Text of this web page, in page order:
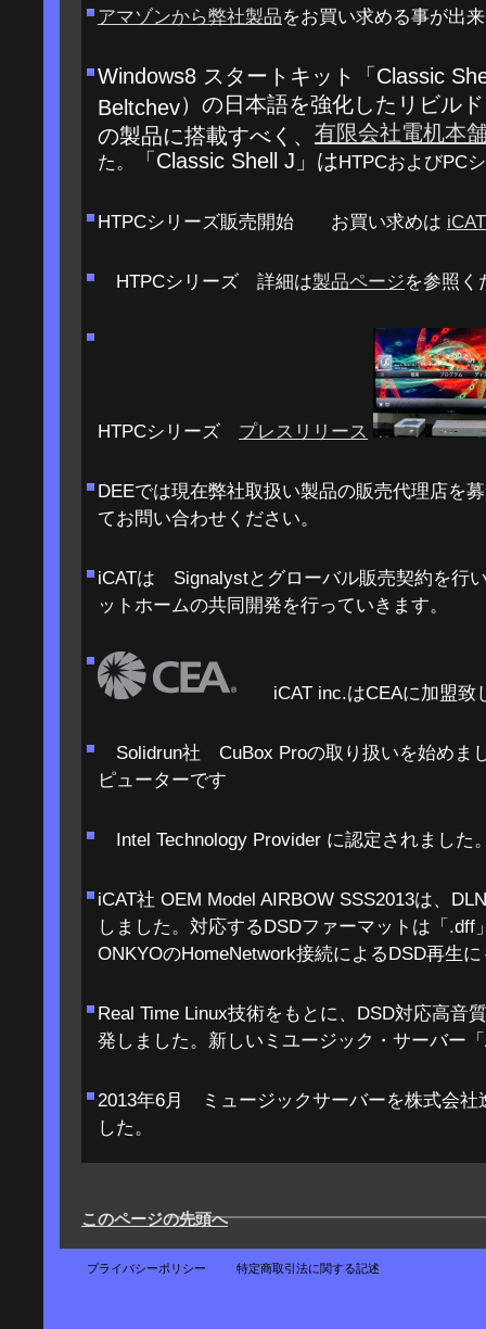
アマゾンから弊社製品をお買い求める事が出
Windows8 スタートキット「Classic
Beltchev）の日本語を強化したリビル
の製品に搭載すべく、 有限会社電机本
た。 「Classic Shell J」は HTPCおよびPC
HTPCシリーズ販売開始 お買い求めは
HTPCシリーズ 詳細は製品ページを参照く
HTPCシリーズ プレスリリース
DEEでは現在弊社取扱い製品の販売代理店を
てお問い合わせください。
iCATは Signalystとグローバル販売契約を行
ットホームの共同開発を行っていきます。
iCAT inc.はCEAに加盟致
Solidrun社 CuBox Proの取り扱いを始めま
ピューターです
Intel Technology Provider に認定されました
iCAT社 OEM Model AIRBOW SSS2013は、
しました。対応するDSDファーマットは「
ONKYOのHomeNetwork接続によるDSD再生
Real Time Linux技術をもとに、DSD対応高音
発しました。新しいミユージック・サーバー
2013年6月 ミュージックサーバーを株式会社
した。
このページの先頭へ
プライバシーポリシー 特定商取引法に関する記述